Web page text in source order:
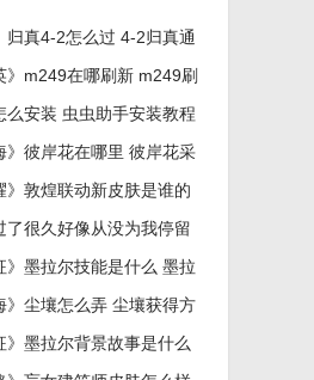
归真4-2怎么过 4-2归真通
》m249在哪刷新 m249刷
么安装 虫虫助手安装教程
》彼岸花在哪里 彼岸花采
介绍
》敦煌联动新皮肤是谁的
皮肤爆料
了很久好像从没为我停留
忆好像过了很久好像从没
》墨拉尔技能是什么 墨拉
》尘壤怎么弄 尘壤获得方
》墨拉尔背景故事是什么